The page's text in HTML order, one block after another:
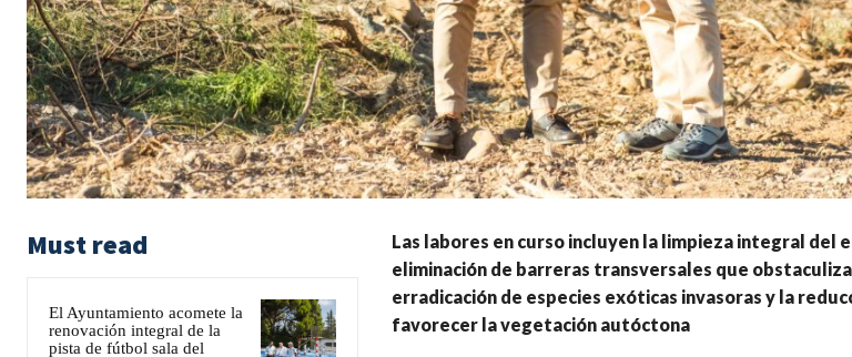
Must read
El Ayuntamiento acomete la
renovación integral de la
pista de fútbol sala del
Las labores en curso incluyen la limpieza integral del
eliminación de barreras transversales que
erradicación de especies exóticas invasoras y la
favorecer la vegetación autóctona